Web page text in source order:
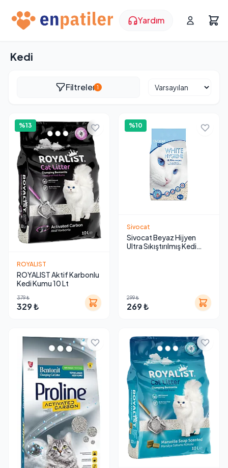
Yardım
Kedi
Filtreler 1
%13
ROYALIST
ROYALIST Aktif Karbonlu
Kedi Kumu 10 Lt
379 ₺
329 ₺
%10
Sivocat
Sivocat Beyaz Hijyen
Ultra Sıkıştırılmış Kedi
299 ₺
269 ₺